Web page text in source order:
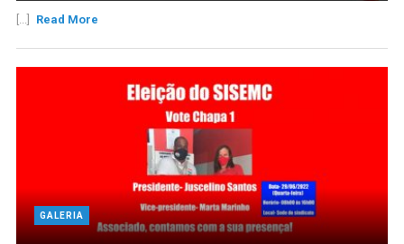
[...] Read More
GALERIA